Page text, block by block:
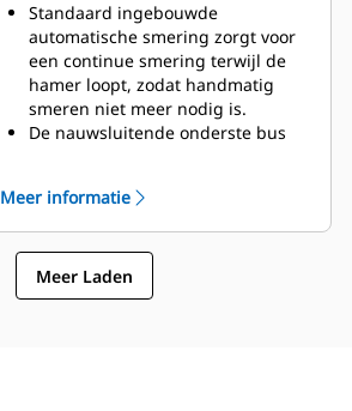
Standaard ingebouwde
automatische smering zorgt voor
een continue smering terwijl de
hamer loopt, zodat handmatig
smeren niet meer nodig is.
De nauwsluitende onderste bus
onderhoudstijd korter wordt.
Controleer de gaslading van de
hamer zonder deze van uw
machine te verwijderen.
Snelle en gemakkelijke toegang tot
Meer informatie
Meer Laden